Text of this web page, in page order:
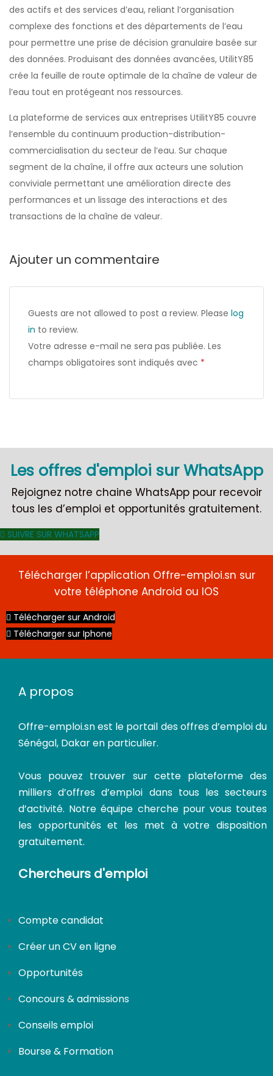
des actifs et des services d’eau, reliant l’organisation
complexe des fonctions et des départements de l’eau
pour permettre une prise de décision granulaire basée sur
des données. Produisant des données avancées, UtilitY85
crée la feuille de route optimale de la chaîne de valeur de
l’eau tout en protégeant nos ressources.
La plateforme de services aux entreprises UtilitY85 couvre
l’ensemble du continuum production-distribution-
commercialisation du secteur de l’eau. Sur chaque
segment de la chaîne, il offre aux acteurs une solution
conviviale permettant une amélioration directe des
performances et un lissage des interactions et des
transactions de la chaîne de valeur.
Ajouter un commentaire
Guests are not allowed to post a review. Please log
in to review.
Votre adresse e-mail ne sera pas publiée. Les
champs obligatoires sont indiqués avec *
Les offres d'emploi sur WhatsApp
Rejoignez notre chaine WhatsApp pour recevoir
tous les d’emploi et opportunités gratuitement.
SUIVRE SUR WHATSAPP
Télécharger l’application Offre-emploi.sn sur
votre téléphone Android ou IOS
Télécharger sur Android
Télécharger sur Iphone
A propos
Offre-emploi.snest le portail des offres d’emploi du
Sénégal, Dakar en particulier.
Vous pouvez trouver sur cette plateforme des
milliers d’offres d’emploi dans tous les secteurs
d’activité. Notre équipe cherche pour vous toutes
les opportunités et les met à votre disposition
gratuitement.
Chercheurs d'emploi
Compte candidat
Créer un CV en ligne
Opportunités
Concours & admissions
Conseils emploi
Bourse & Formation